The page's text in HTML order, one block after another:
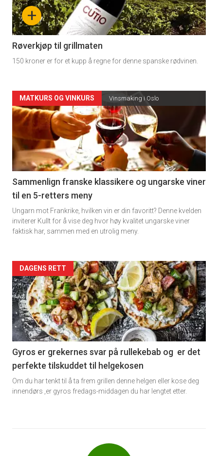
nå
-
4
+
Røverkjøp til grillmaten
150 kroner er for et kupp å regne for denne spanske rødvinen.
Forsiden
akkurat
nå
-
5
MATKURS OG VINKURS Vinsmaking i Oslo
Sammenlign franske klassikere og ungarske viner
til en 5-retters meny
Ungarn mot Frankrike, hvilken vin er din favoritt? Denne kvelden
inviterer Kullt for å vise deg hvor høy kvalitet ungarske viner
faktisk har, sammen med en utrolig meny.
Forsiden
akkurat
nå
-
6
DAGENS RETT
Gyros er grekernes svar på rullekebab og er det
perfekte tilskuddet til helgekosen
Om du har tenkt til å ta frem grillen denne helgen eller kose deg
innendørs ,er gyros fredags-middagen du har lengtet etter.